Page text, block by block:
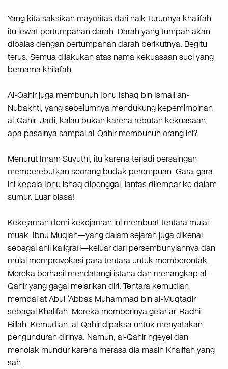
Yang kita saksikan mayoritas dari naik-turunnya khalifah
itu lewat pertumpahan darah. Darah yang tumpah akan
dibalas dengan pertumpahan darah berikutnya. Begitu
terus. Semua dilakukan atas nama kekuasaan suci yang
bernama khilafah.
Al-Qahir juga membunuh Ibnu Ishaq bin Ismail an-
Nubakhti, yang sebelumnya mendukung kepemimpinan
al-Qahir. Jadi, kalau bukan karena rebutan kekuasaan,
apa pasalnya sampai al-Qahir membunuh orang ini?
Menurut Imam Suyuthi, itu karena terjadi persaingan
memperebutkan seorang budak perempuan. Gara-gara
ini kepala Ibnu ishaq dipenggal, lantas dilempar ke dalam
sumur. Luar biasa!
Kekejaman demi kekejaman ini membuat tentara mulai
muak. Ibnu Muqlah—yang dalam sejarah juga dikenal
sebagai ahli kaligrafi—keluar dari persembunyiannya dan
mulai memprovokasi para tentara untuk memberontak.
Mereka berhasil mendatangi istana dan menangkap al-
Qahir yang gagal melarikan diri. Tentara kemudian
membai’at Abul ‘Abbas Muhammad bin al-Muqtadir
sebagai Khalifah. Mereka memberinya gelar ar-Radhi
Billah. Kemudian, al-Qahir dipaksa untuk menyatakan
pengunduran dirinya. Namun, al-Qahir ngeyel dan
menolak mundur karena merasa dia masih Khalifah yang
sah.